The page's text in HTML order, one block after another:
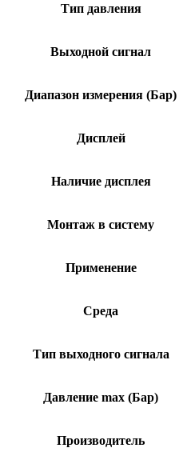
Тип давления
Выходной сигнал
Диапазон измерения (Бар)
Дисплей
Наличие дисплея
Монтаж в систему
Применение
Среда
Тип выходного сигнала
Давление max (Бар)
Производитель